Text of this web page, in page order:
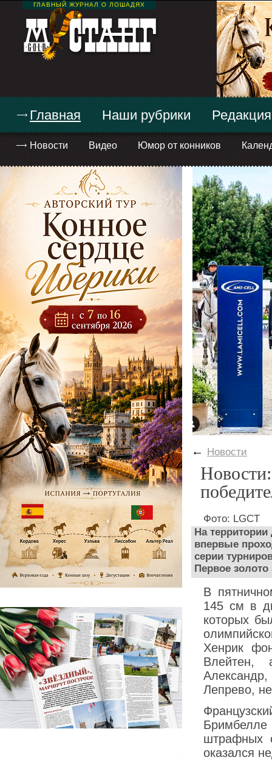
ГЛАВНЫЙ ЖУРНАЛ О ЛОШАДЯХ
Главная
Новости Видео Юмор от конников
Наши рубрики Редакция
← Новости
Фото: LGCT
На
впервые
серии
Первое
В
145 см в
которых
Хенрик
Влейтен,
Лепрево,
штрафных
оказался